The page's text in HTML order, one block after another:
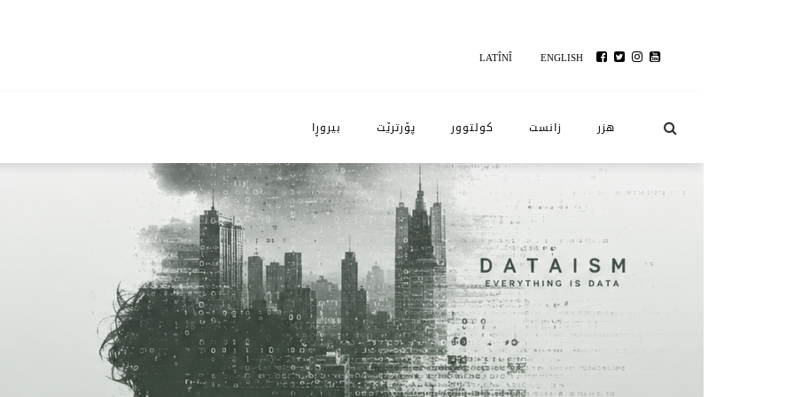
ENGLISH
LATÎNÎ
بیروڕا پۆرترێت کولتوور زانست هزر